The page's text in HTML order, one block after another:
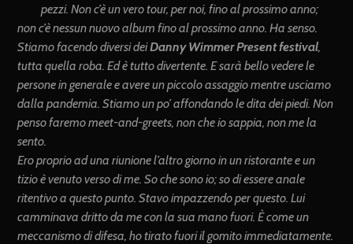
pezzi. Non c’è un vero tour, per noi, fino al prossimo anno;
non c’è nessun nuovo album fino al prossimo anno. Ha senso.
Stiamo facendo diversi deiDanny Wimmer Present festival,
tutta quella roba. Ed è tutto divertente. E sarà bello vedere le
persone in generale e avere un piccolo assaggio mentre usciamo
dalla pandemia. Stiamo un po’ affondando le dita dei piedi. Non
penso faremo meet-and-greets, non che io sappia, non me la
sento.
Ero proprio ad una riunione l’altro giorno in un ristorante e un
tizio è venuto verso di me. So che sono io; so di essere anale
ritentivo a questo punto. Stavo impazzendo per questo. Lui
camminava dritto da me con la sua mano fuori. È come un
meccanismo di difesa, ho tirato fuori il gomito immediatamente.